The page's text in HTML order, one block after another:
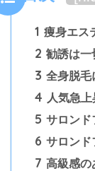
1 痩身エス
2 勧誘は一
3 全身脱毛
4 人気急
5 サロンド
6 サロンド
7 高級感の